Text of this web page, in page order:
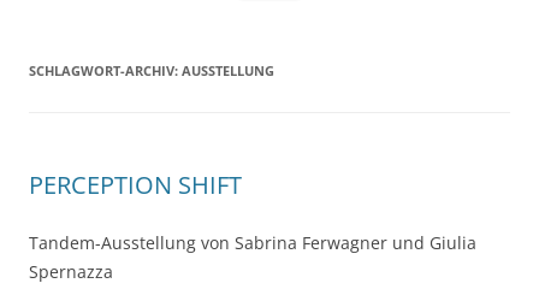
SCHLAGWORT-ARCHIV: AUSSTELLUNG
PERCEPTION SHIFT
Tandem-Ausstellung von Sabrina Ferwagner und Giulia
Spernazza